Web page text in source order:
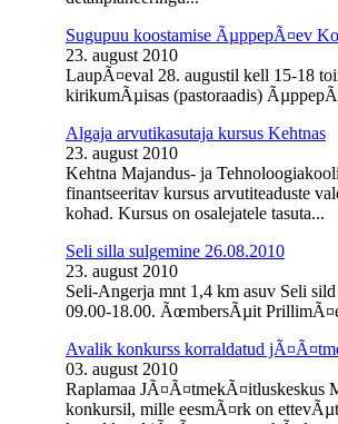
Sugupuu koostamise ÃµppepÃ¤ev
23. august 2010
LaupÃ¤eval 28. augustil kell 15-18
kirikumÃµisas (pastoraadis)
Algaja arvutikasutaja kursus Kehtnas
23. august 2010
Kehtna Majandus- ja
finantseeritav kursus arvutiteaduste
kohad. Kursus on osalejatele tasuta...
Seli silla sulgemine 26.08.2010
23. august 2010
Seli-Angerja mnt 1,4 km asuv Seli
09.00-18.00. ÃœmbersÃµit
Avalik konkurss korraldatud
03. august 2010
Raplamaa JÃ¤Ã¤tmekÃ¤itluskeskus
konkursil, mille eesmÃ¤rk on